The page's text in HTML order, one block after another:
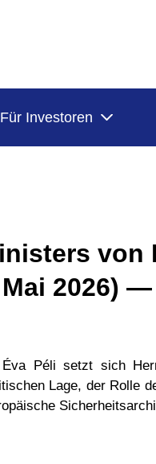
Für Investoren
von
2026) —
Péli setzt sich
Lage, der Rolle